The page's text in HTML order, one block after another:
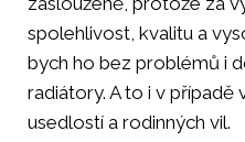
spolehlivost, kvalitu a
bych ho bez problémů i
radiátory. A to i v
usedlostí a rodinných vil.